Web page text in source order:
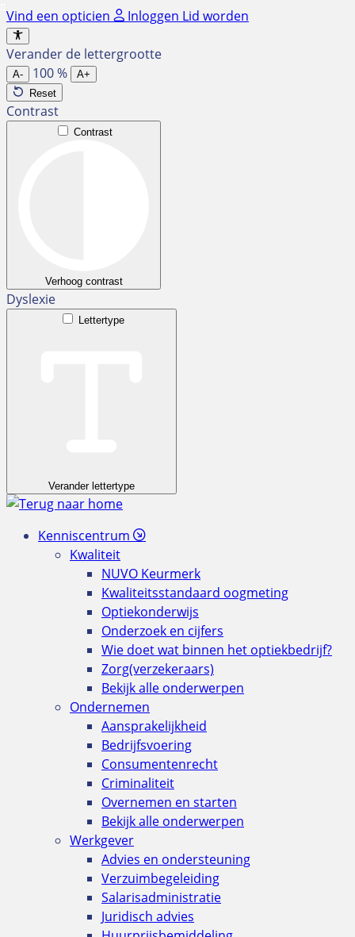
Ga
naar
de
inhoud
Vind een opticien Inloggen Lid worden
Verander de lettergrootte
A- 100%
A+
Reset
Contrast
Contrast
Verhoog contrast
Dyslexie
Lettertype
Verander lettertype
Kenniscentrum
Kwaliteit
NUVO Keurmerk
Kwaliteitsstandaard oogmeting
Optiekonderwijs
Onderzoek en cijfers
Wie doet wat binnen het optiekbedrijf?
Zorg(verzekeraars)
Bekijk alle onderwerpen
Ondernemen
Aansprakelijkheid
Bedrijfsvoering
Consumentenrecht
Criminaliteit
Overnemen en starten
Bekijk alle onderwerpen
Werkgever
Advies en ondersteuning
Verzuimbegeleiding
Salarisadministratie
Juridisch advies